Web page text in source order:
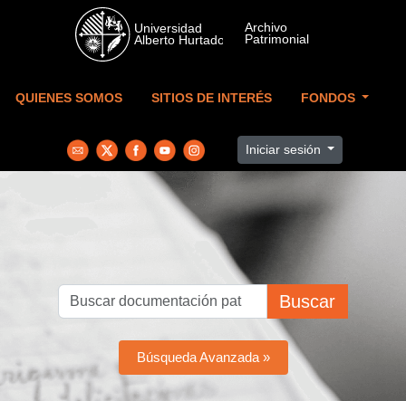
Skip to main content
QUIENES SOMOS SITIOS DE INTERÉS FONDOS
Iniciar sesión
Buscar
Búsqueda Avanzada »